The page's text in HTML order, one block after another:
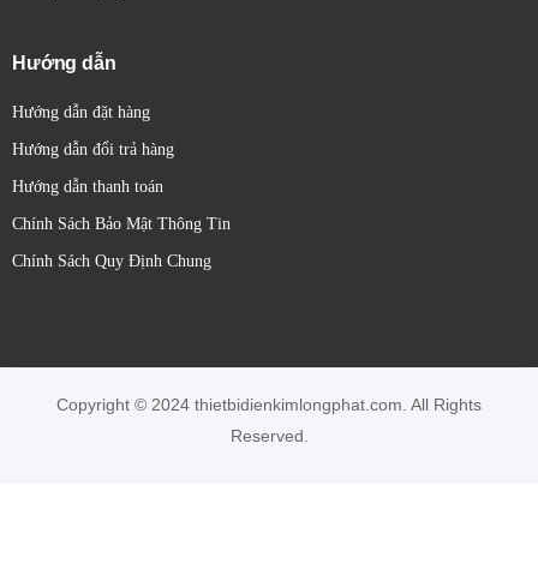
Hướng dẫn
Hướng dẫn đặt hàng
Hướng dẫn đổi trả hàng
Hướng dẫn thanh toán
Chính Sách Bảo Mật Thông Tin
Chính Sách Quy Định Chung
Copyright © 2024 thietbidienkimlongphat.com. All Rights
Reserved.